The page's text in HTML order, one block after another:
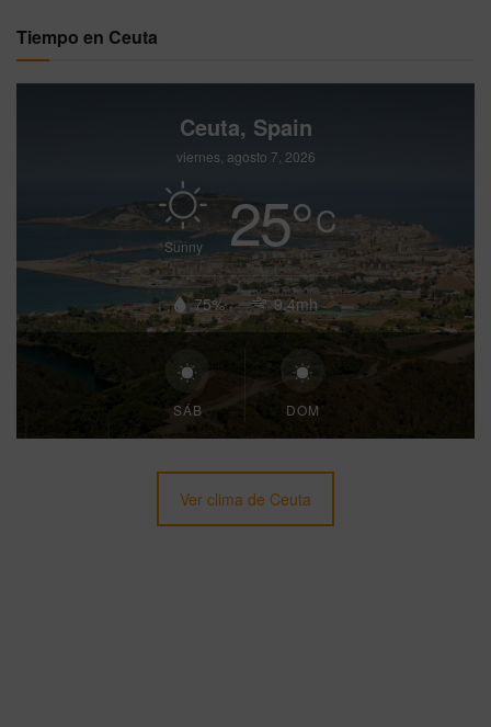
Tiempo en Ceuta
Ceuta, Spain
viernes, agosto 7, 2026
Sunny 25°C
75% 9.4mh
SÁB DOM
Ver clima de Ceuta